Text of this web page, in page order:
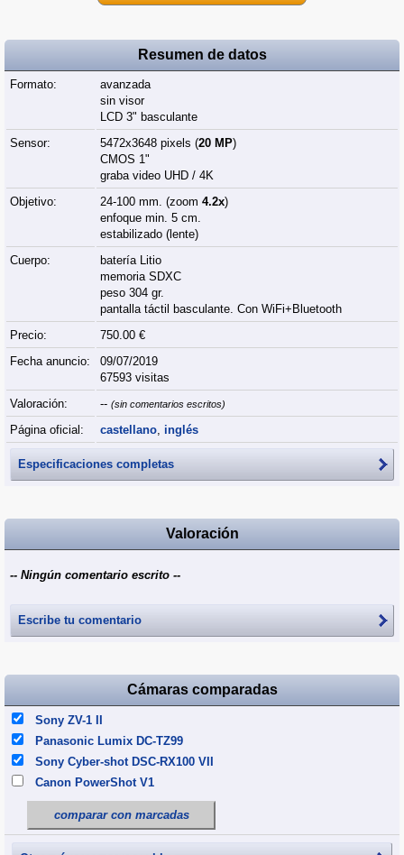
Resumen de datos
Formato:
avanzada
sin visor
LCD 3" basculante
Sensor:
5472x3648 pixels (20 MP)
CMOS 1"
graba video UHD / 4K
Objetivo:
24-100 mm. (zoom 4.2x)
enfoque min. 5 cm.
estabilizado (lente)
Cuerpo:
batería Litio
memoria SDXC
peso 304 gr.
pantalla táctil basculante. Con WiFi+Bluetooth
Precio:
750.00 €
Fecha anuncio:
09/07/2019
67593 visitas
Valoración:
-- (sin comentarios escritos)
Página oficial: castellano, inglés
Especificaciones completas
Valoración
-- Ningún comentario escrito --
Escribe tu comentario
Cámaras comparadas
Sony ZV-1 II
Panasonic Lumix DC-TZ99
Sony Cyber-shot DSC-RX100 VII
Canon PowerShot V1
comparar con marcadas